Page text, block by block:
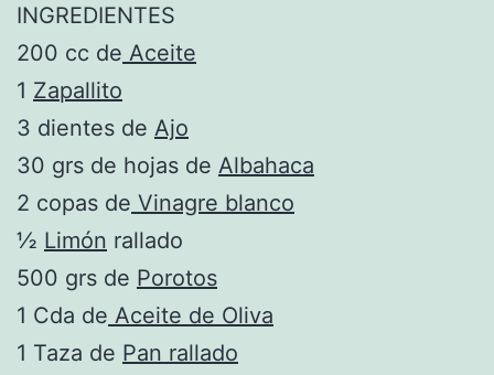
INGREDIENTES
200 cc de Aceite
1 Zapallito
3 dientes de Ajo
30 grs de hojas de Albahaca
2 copas de Vinagre blanco
½ Limón rallado
500 grs de Porotos
1 Cda de Aceite de Oliva
1 Taza de Pan rallado